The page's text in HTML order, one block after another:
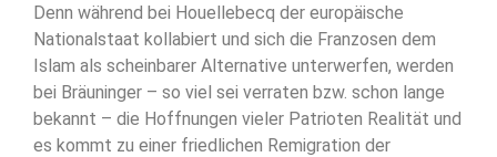
Denn während bei Houellebecq der europäische
Nationalstaat kollabiert und sich die Franzosen dem
Islam als scheinbarer Alternative unterwerfen, werden
bei Bräuninger – so viel sei verraten bzw. schon lange
bekannt – die Hoffnungen vieler Patrioten Realität und
es kommt zu einer friedlichen Remigration der